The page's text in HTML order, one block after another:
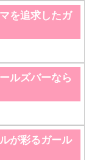
を追求したガ
ルズバーなら
が彩るガール